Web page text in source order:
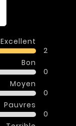
Excellent
2
Bon
0
Moyen
0
Pauvres
0